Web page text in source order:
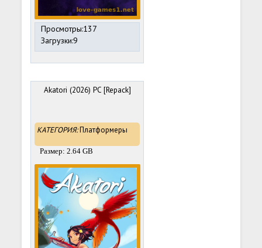
Просмотры:137
Загрузки:9
Akatori (2026) PC [Repack]
КАТЕГОРИЯ:Платформеры
Размер: 2.64 GB